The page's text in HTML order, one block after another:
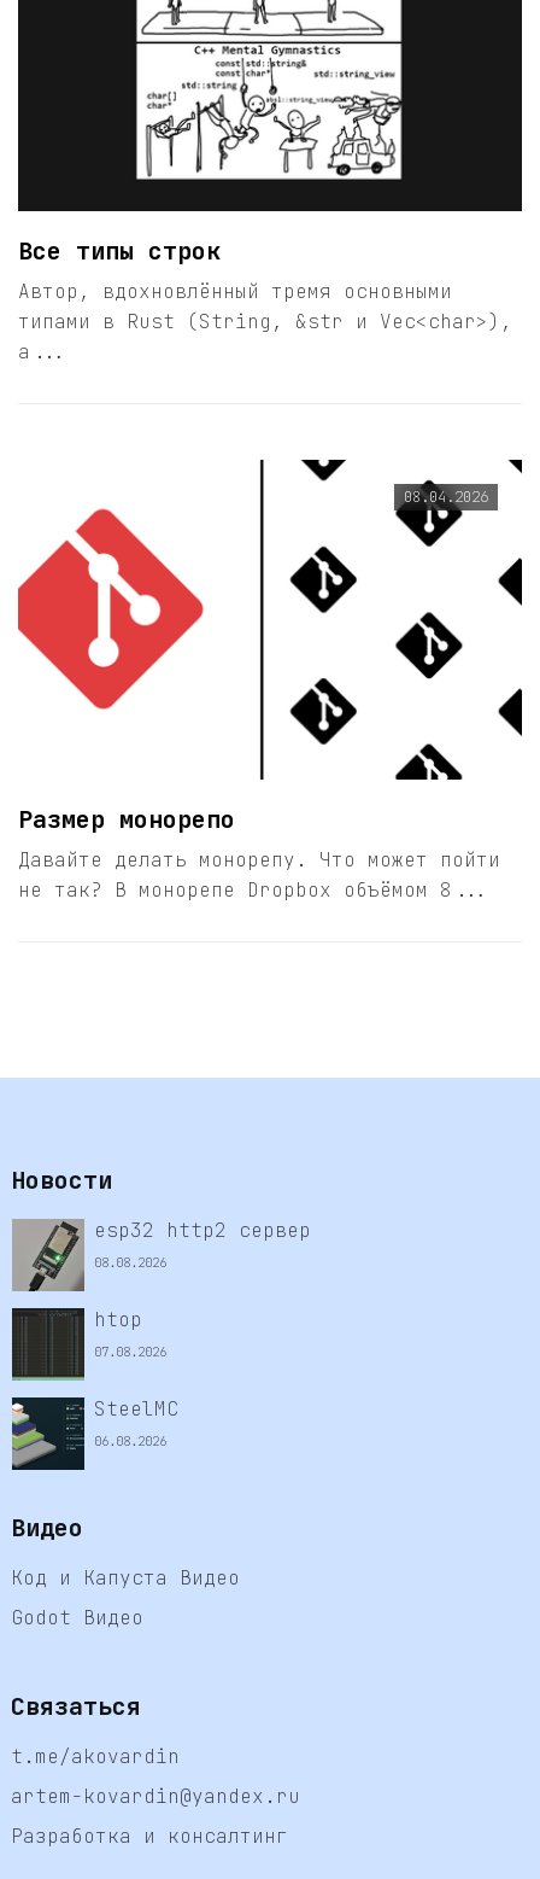
Все типы строк
Автор, вдохновлённый тремя основными
типами в Rust (String, &str и Vec<char>),
а...
08.04.2026
Размер монорепо
Давайте делать монорепу. Что может пойти
не так? В монорепе Dropbox объёмом 8...
Новости
esp32 http2 сервер
08.08.2026
htop
07.08.2026
SteelMC
06.08.2026
Видео
Код и Капуста Видео
Godot Видео
Связаться
t.me/akovardin
artem-kovardin@yandex.ru
Разработка и консалтинг